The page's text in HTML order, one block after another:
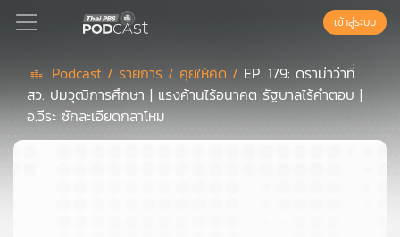
Podcast
เข้าสู่ระบบ
Podcast / รายการ / คุยให้คิด / EP. 179: ดราม่าว่าที่
สว. ปมวุฒิการศึกษา | แรงค้านไร้อนาคต รัฐบาลไร้คำตอบ |
อ.วีระ ซักละเอียดกลาโหม